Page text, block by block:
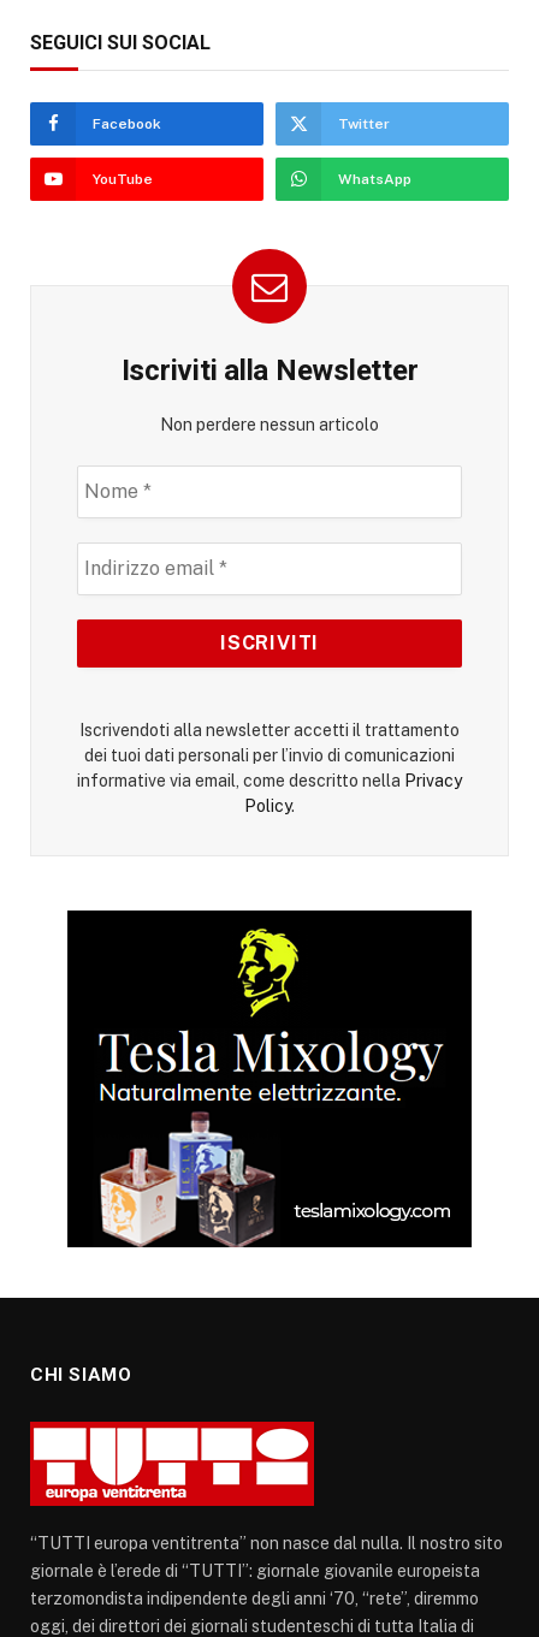
SEGUICI SUI SOCIAL
Facebook Twitter
YouTube WhatsApp
Iscriviti alla Newsletter
Non perdere nessun articolo
Iscrivendoti alla newsletter accetti il trattamento
dei tuoi dati personali per l’invio di comunicazioni
informative via email, come descritto nella Privacy
Policy.
CHI SIAMO
“TUTTI europa ventitrenta” non nasce dal nulla. Il nostro sito
giornale è l’erede di “TUTTI”: giornale giovanile europeista
terzomondista indipendente degli anni ‘70, “rete”, diremmo
oggi, dei direttori dei giornali studenteschi di tutta Italia di